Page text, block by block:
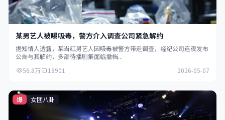
某男艺人被曝吸毒，警方介入调查公司紧急解约
据知情人透露，某当红男艺人因吸毒被警方带走调查，经纪公司连夜发布
公告与其解约，多部待播剧集面临撤档...
56.8万
18901 2026-05-07
爆 女团八卦